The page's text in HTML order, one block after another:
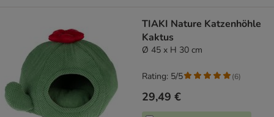
TIAKI Nature Katzenhöhle
Kaktus
Ø 45 x H 30 cm
29,49 €
Rating: 5/5 (6)